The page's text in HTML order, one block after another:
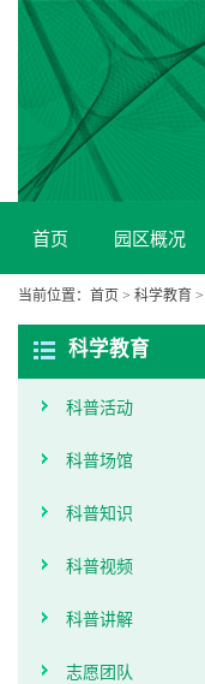
首页 园区概况
当前位置： 首页 > 科学教育 >
科学教育
科普活动
科普场馆
科普知识
科普视频
科普讲解
志愿团队